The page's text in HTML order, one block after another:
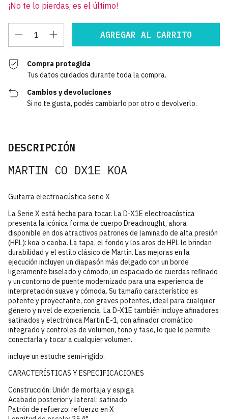
¡No te lo pierdas, es el último!
Compra protegida
Tus datos cuidados durante toda la compra.
Cambios y devoluciones
Si no te gusta, podés cambiarlo por otro o devolverlo.
DESCRIPCIÓN
MARTIN CO DX1E KOA
Guitarra electroacústica serie X
La Serie X está hecha para tocar. La D-X1E electroacústica
presenta la icónica forma de cuerpo Dreadnought, ahora
disponible en dos atractivos patrones de laminado de alta presión
(HPL): koa o caoba. La tapa, el fondo y los aros de HPL le brindan
durabilidad y el estilo clásico de Martin. Las mejoras en la
ejecución incluyen un diapasón más delgado con un borde
ligeramente biselado y cómodo, un espaciado de cuerdas refinado
y un contorno de puente modernizado para una experiencia de
interpretación suave y cómoda. Su tamaño característico es
potente y proyectante, con graves potentes, ideal para cualquier
género y nivel de experiencia. La D-X1E también incluye afinadores
satinados y electrónica Martin E-1, con afinador cromático
integrado y controles de volumen, tono y fase, lo que le permite
conectarla y tocar a cualquier volumen.
incluye un estuche semi-rigido.
CARACTERÍSTICAS Y ESPECIFICACIONES
Construcción: Unión de mortaja y espiga
Acabado posterior y lateral: satinado
Patrón de refuerzo: refuerzo en X